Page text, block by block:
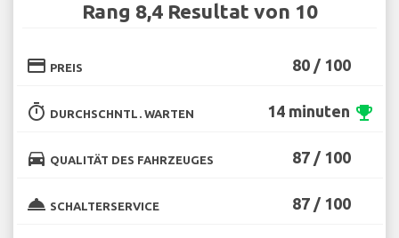
Rang 8,4 Resultat von 10
credit_card PREIS 80 / 100
timer DURCHSCHNTL. WARTEN 14 minuten emoji_events
directions_car QUALITÄT DES FAHRZEUGES 87 / 100
room_service SCHALTERSERVICE 87 / 100